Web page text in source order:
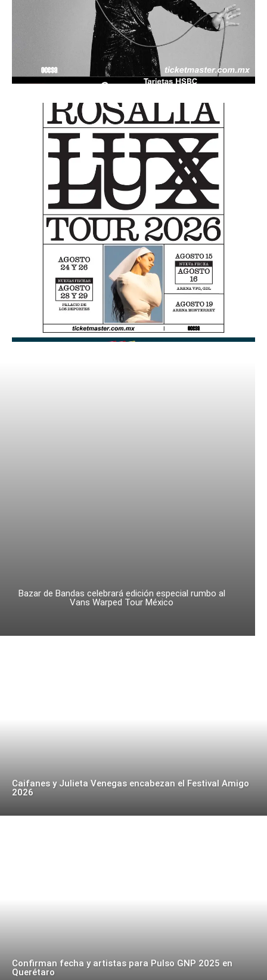
Bazar de Bandas celebrará edición especial rumbo al
Vans Warped Tour México
Caifanes y Julieta Venegas encabezan el Festival Amigo
2026
Confirman fecha y artistas para Pulso GNP 2025 en
Querétaro